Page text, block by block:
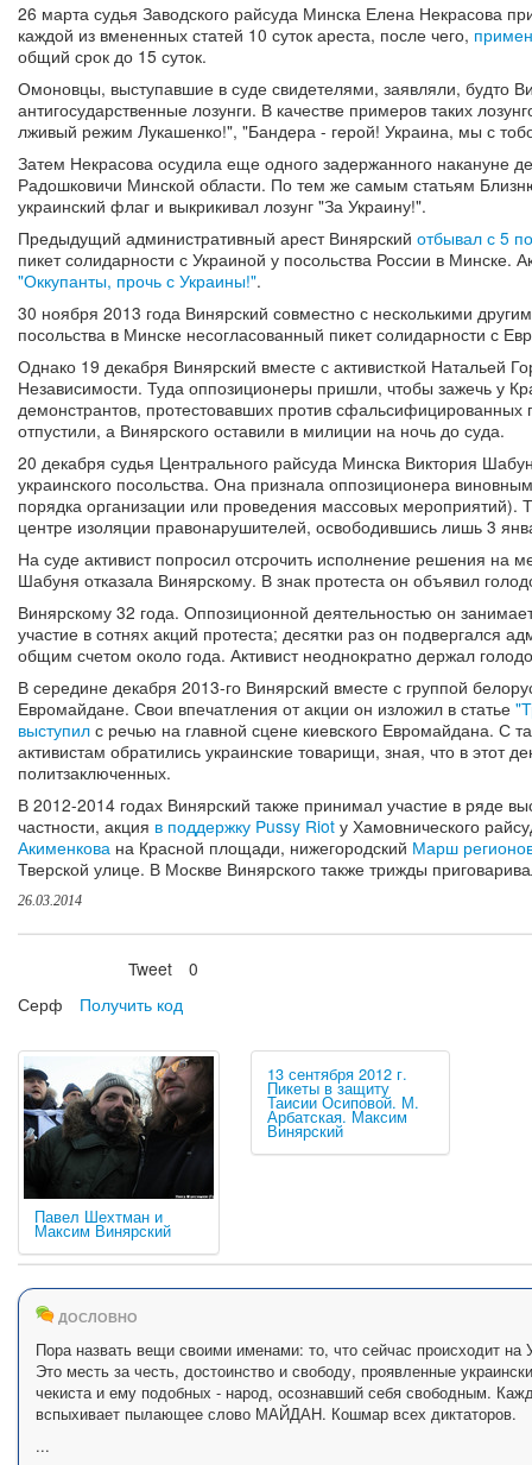
26 марта судья Заводского райсуда Минска Елена Некрасова
каждой из вмененных статей 10 суток ареста, после чего,
общий срок до 15 суток.
Омоновцы, выступавшие в суде свидетелями, заявляли, будто
антигосударственные лозунги. В качестве примеров таких
лживый режим Лукашенко!", "Бандера - герой! Украина, мы с
Затем Некрасова осудила еще одного задержанного накануне
Радошковичи Минской области. По тем же самым статьям
украинский флаг и выкрикивал лозунг "За Украину!".
Предыдущий административный арест Винярский отбывал с 5
пикет солидарности с Украиной у посольства России в Минске.
"Оккупанты, прочь с Украины!".
30 ноября 2013 года Винярский совместно с несколькими
посольства в Минске несогласованный пикет солидарности с
Однако 19 декабря Винярский вместе с активисткой Натальей
Независимости. Туда оппозиционеры пришли, чтобы зажечь у
демонстрантов, протестовавших против сфальсифицированных
отпустили, а Винярского оставили в милиции на ночь до суда.
20 декабря судья Центрального райсуда Минска Виктория
украинского посольства. Она признала оппозиционера
порядка организации или проведения массовых мероприятий).
центре изоляции правонарушителей, освободившись лишь 3
На суде активист попросил отсрочить исполнение решения на
Шабуня отказала Винярскому. В знак протеста он объявил
Винярскому 32 года. Оппозиционной деятельностью он
участие в сотнях акций протеста; десятки раз он подвергался
общим счетом около года. Активист неоднократно держал
В середине декабря 2013-го Винярский вместе с группой
Евромайдане. Свои впечатления от акции он изложил в статье
выступил с речью на главной сцене киевского Евромайдана. С
активистам обратились украинские товарищи, зная, что в этот
политзаключенных.
В 2012-2014 годах Винярский также принимал участие в ряде
частности, акция в поддержку Pussy Riot у Хамовнического
Акименкова на Красной площади, нижегородский Марш
Тверской улице. В Москве Винярского также трижды
26.03.2014
Tweet
0
Серф
Получить код
Павел Шехтман и
Максим Винярский
13 сентября 2012 г.
Пикеты в защиту
Таисии Осиповой. М.
Арбатская. Максим
Винярский
ДОСЛОВНО
Пора назвать вещи своими именами: то, что сейчас происходит
Это месть за честь, достоинство и свободу, проявленные
чекиста и ему подобных - народ, осознавший себя свободным.
вспыхивает пылающее слово МАЙДАН. Кошмар всех диктаторов.
...